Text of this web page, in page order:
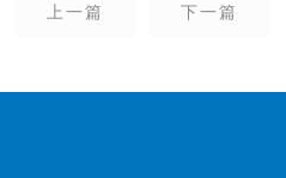
下一篇
上一篇